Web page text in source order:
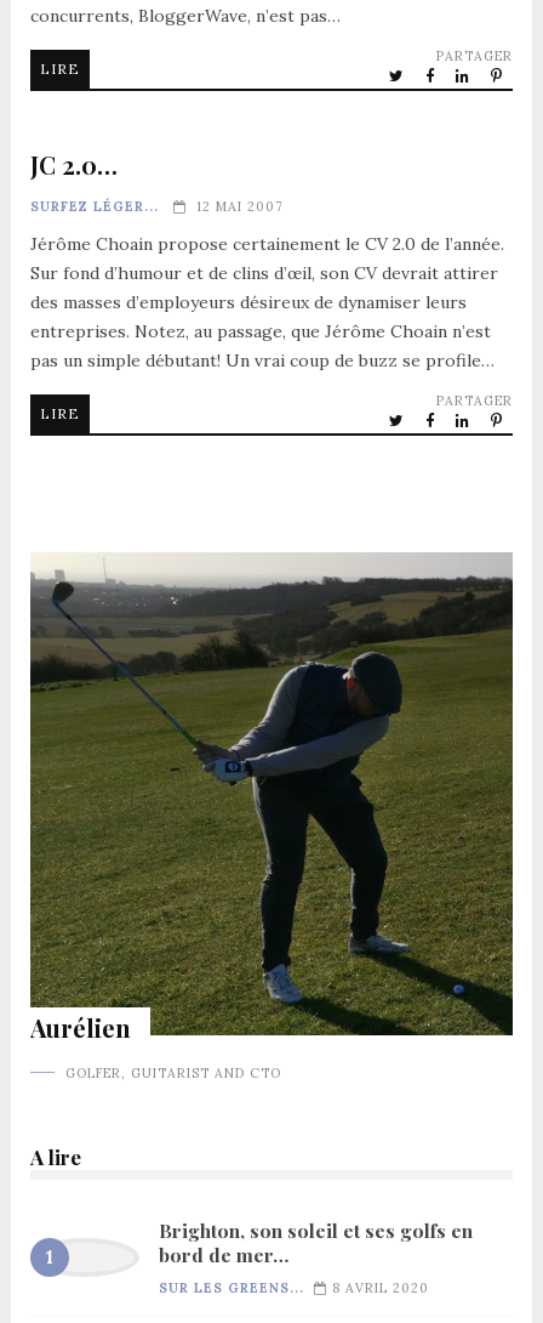
concurrents, BloggerWave, n’est pas…
LIRE
PARTAGER
JC 2.0…
SURFEZ LÉGER... 12 MAI 2007
Jérôme Choain propose certainement le CV 2.0 de l’année.
Sur fond d’humour et de clins d’œil, son CV devrait attirer
des masses d’employeurs désireux de dynamiser leurs
entreprises. Notez, au passage, que Jérôme Choain n’est
pas un simple débutant! Un vrai coup de buzz se profile…
LIRE
PARTAGER
Aurélien
GOLFER, GUITARIST AND CTO
A lire
Brighton, son soleil et ses golfs en
bord de mer…
SUR LES GREENS... 8 AVRIL 2020